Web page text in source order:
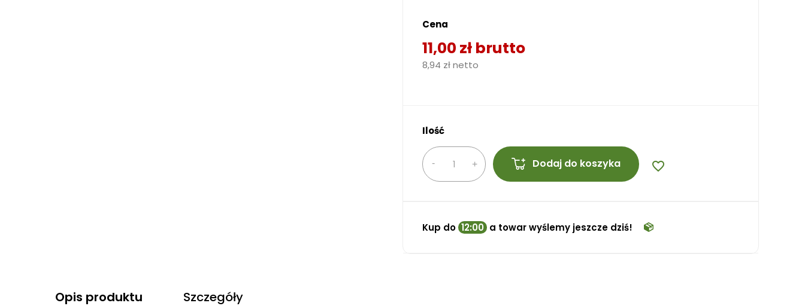
Cena
11,00 zł brutto
8,94 zł netto
Ilość
Dodaj do koszyka favorite_border
Kup do 12:00 a towar wyślemy jeszcze dziś!
Opis produktu Szczegóły